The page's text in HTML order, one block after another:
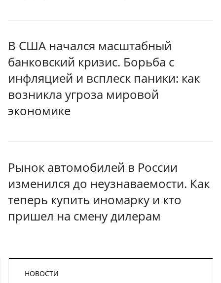
В США начался масштабный
банковский кризис. Борьба с
инфляцией и всплеск паники: как
возникла угроза мировой
экономике
Рынок автомобилей в России
изменился до неузнаваемости. Как
теперь купить иномарку и кто
пришел на смену дилерам
НОВОСТИ